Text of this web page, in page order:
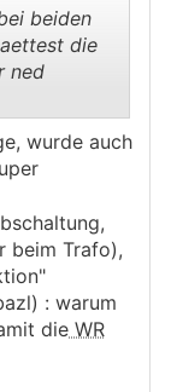
beiden
die
ned
wurde auch
beim Trafo),
: warum
die WR